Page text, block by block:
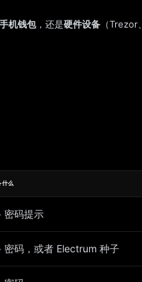
手机钱包，还是硬件设备（Trezor、
什么
密码提示
密码，或者 Electrum 种子